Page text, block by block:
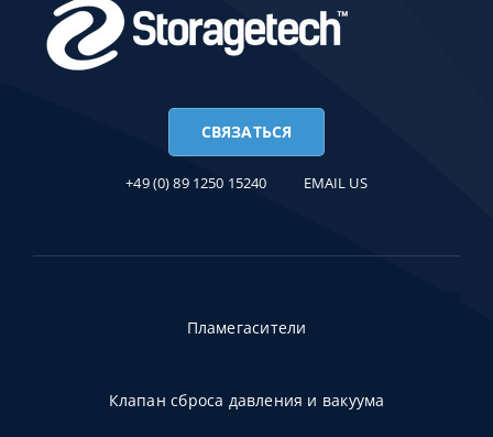
СВЯЗАТЬСЯ
Пламегасители
Клапан сброса давления и вакуума
+49 (0) 89 1250 15240 EMAIL US